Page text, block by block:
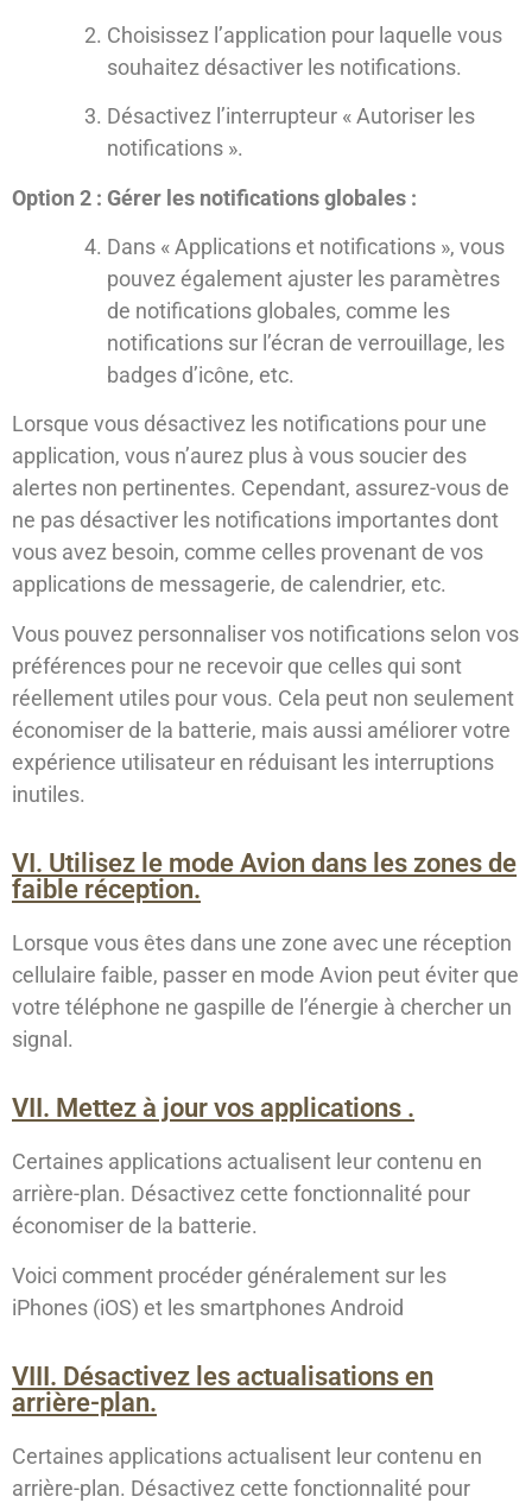
Choisissez l’application pour laquelle vous
souhaitez désactiver les notifications.
Désactivez l’interrupteur « Autoriser les
notifications ».
Option 2 : Gérer les notifications globales :
Dans « Applications et notifications », vous
pouvez également ajuster les paramètres
de notifications globales, comme les
notifications sur l’écran de verrouillage, les
badges d’icône, etc.
Lorsque vous désactivez les notifications pour une
application, vous n’aurez plus à vous soucier des
alertes non pertinentes. Cependant, assurez-vous de
ne pas désactiver les notifications importantes dont
vous avez besoin, comme celles provenant de vos
applications de messagerie, de calendrier, etc.
Vous pouvez personnaliser vos notifications selon vos
préférences pour ne recevoir que celles qui sont
réellement utiles pour vous. Cela peut non seulement
économiser de la batterie, mais aussi améliorer votre
expérience utilisateur en réduisant les interruptions
inutiles.
VI. Utilisez le mode Avion dans les zones de
faible réception.
Lorsque vous êtes dans une zone avec une réception
cellulaire faible, passer en mode Avion peut éviter que
votre téléphone ne gaspille de l’énergie à chercher un
signal.
VII. Mettez à jour vos applications .
Certaines applications actualisent leur contenu en
arrière-plan. Désactivez cette fonctionnalité pour
économiser de la batterie.
Voici comment procéder généralement sur les
iPhones (iOS) et les smartphones Android
VIII. Désactivez les actualisations en
arrière-plan.
Certaines applications actualisent leur contenu en
arrière-plan. Désactivez cette fonctionnalité pour